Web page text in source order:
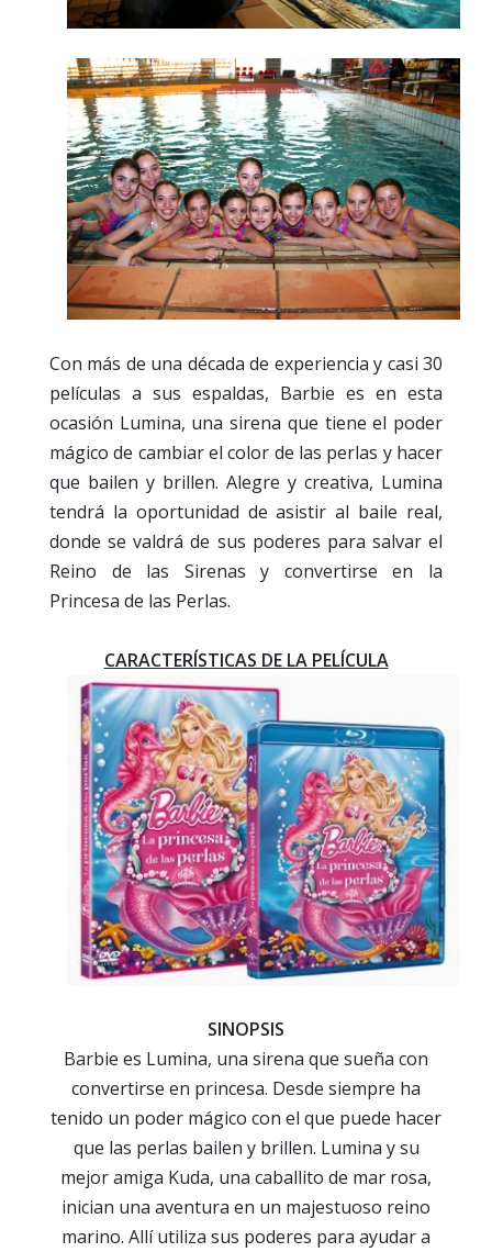
Con más de una década de experiencia y casi 30
películas a sus espaldas, Barbie es en esta
ocasión Lumina, una sirena que tiene el poder
mágico de cambiar el color de las perlas y hacer
que bailen y brillen. Alegre y creativa, Lumina
tendrá la oportunidad de asistir al baile real,
donde se valdrá de sus poderes para salvar el
Reino de las Sirenas y convertirse en la
Princesa de las Perlas.
CARACTERÍSTICAS DE LA PELÍCULA
SINOPSIS
Barbie es Lumina, una sirena que sueña con
convertirse en princesa. Desde siempre ha
tenido un poder mágico con el que puede hacer
que las perlas bailen y brillen. Lumina y su
mejor amiga Kuda, una caballito de mar rosa,
inician una aventura en un majestuoso reino
marino. Allí utiliza sus poderes para ayudar a